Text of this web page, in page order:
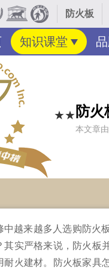
防火板
知识课堂
★★ 防
本文章
中越来越多人选购防火
其实严格来说，防火板
耐火建材。防火板家具